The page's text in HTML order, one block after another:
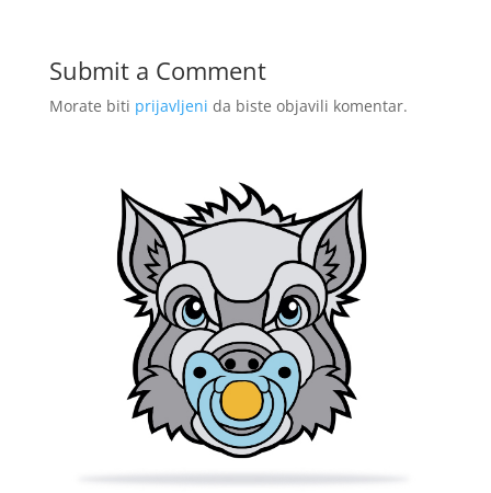
Submit a Comment
Morate biti prijavljeni da biste objavili komentar.